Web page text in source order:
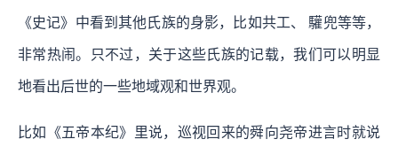
《史记》中看到其他氏族的身影，比如共工、 驩兜等等，
非常热闹。只不过，关于这些氏族的记载，我们可以明显
地看出后世的一些地域观和世界观。
比如《五帝本纪》里说，巡视回来的舜向尧帝进言时就说